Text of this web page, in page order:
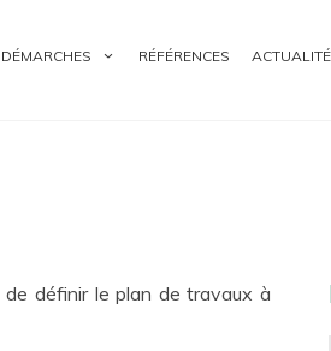
DÉMARCHES RÉFÉRENCES
de définir le plan de travaux à